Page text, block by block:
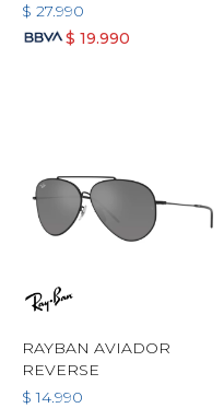
$ 27.990
$ 19.990
RAYBAN AVIADOR
REVERSE
$ 14.990